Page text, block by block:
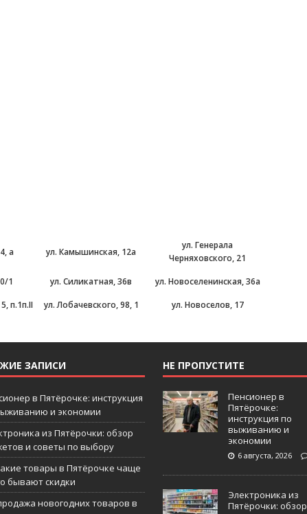
а ул. Камышинская, 12а
ул. Генерала
Черняховского, 21
1 ул. Силикатная, 36в
ул. Новоселенинская, 36а
п.1п.II ул. Лобачевского, 98, 1 ул. Новоселов, 17
ЗАПИСИ
в Пятёрочке: инструкция
и экономии
из Пятёрочки: обзор
и советы по выбору
товары в Пятёрочке чаще
бывают скидки
новогодних товаров в
НЕ ПРОПУСТИТЕ
Пенсионер в
Пятёрочке:
инструкция по
выживанию и
экономии
6 августа, 2026
Электроника из
Пятёрочки: обзор